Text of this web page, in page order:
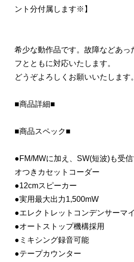
ント分付属します※】
希少な動作品です。故障などあっ
フとともに対応いたします。
どうぞよろしくお願いいたします。
■商品詳細■
■商品スペック■
●FM/MWに加え、SW(短波)も受
オつきカセットコーダー
●12cmスピーカー
●実用最大出力1,500mW
●エレクトレットコンデンサーマ
●オートストップ機構採用
●ミキシング録音可能
●テープカウンター